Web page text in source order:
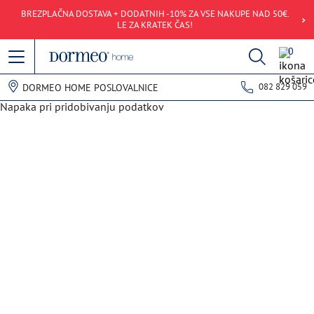
BREZPLAČNA DOSTAVA + DODATNIH -10% ZA VSE NAKUPE NAD 50€.
LE ZA KRATEK ČAS!
0
DORMEO HOME POSLOVALNICE 082 829 059
Napaka pri pridobivanju podatkov